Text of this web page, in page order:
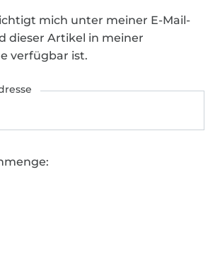
mich unter meiner E-Mail-
dieser Artikel in meiner
verfügbar ist.